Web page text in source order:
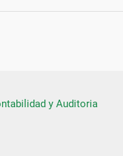
y Auditoria